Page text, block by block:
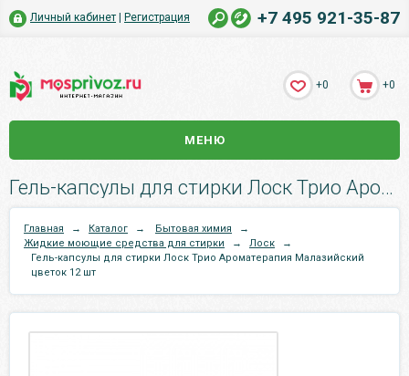
Личный кабинет Регистрация +7 495 921-35-87
+0 +0
МЕНЮ
Гель-капсулы для стирки Лоск Трио Ароматерапия Малазийский цветок 12 шт.
Главная → Каталог → Бытовая химия
→
Жидкие моющие средства для стирки
→ Лоск
→
Гель-капсулы для стирки Лоск Трио Ароматерапия Малазийский
цветок 12 шт